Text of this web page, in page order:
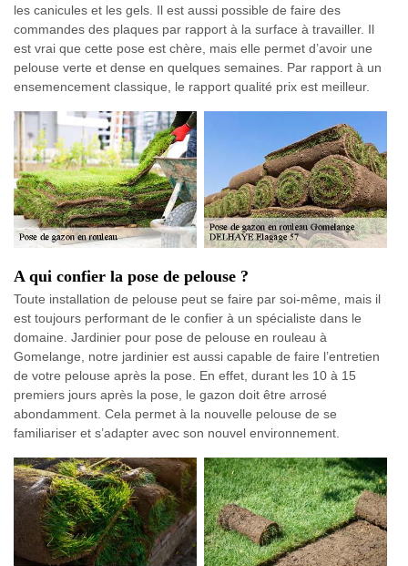
les canicules et les gels. Il est aussi possible de faire des
commandes des plaques par rapport à la surface à travailler. Il
est vrai que cette pose est chère, mais elle permet d’avoir une
pelouse verte et dense en quelques semaines. Par rapport à un
ensemencement classique, le rapport qualité prix est meilleur.
A qui confier la pose de pelouse ?
Toute installation de pelouse peut se faire par soi-même, mais il
est toujours performant de le confier à un spécialiste dans le
domaine. Jardinier pour pose de pelouse en rouleau à
Gomelange, notre jardinier est aussi capable de faire l’entretien
de votre pelouse après la pose. En effet, durant les 10 à 15
premiers jours après la pose, le gazon doit être arrosé
abondamment. Cela permet à la nouvelle pelouse de se
familiariser et s’adapter avec son nouvel environnement.